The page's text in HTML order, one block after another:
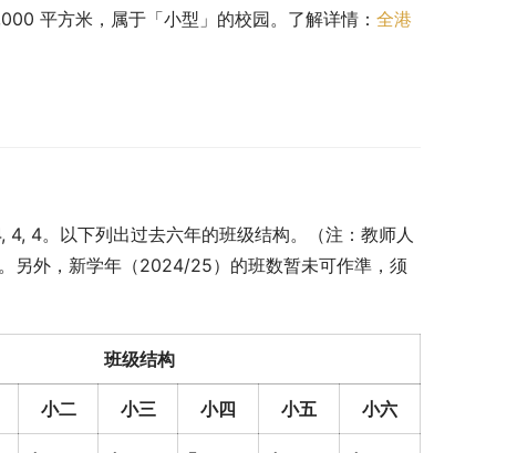
平方米，属于「小型」的校园。了解详情： 全港
4。以下列出过去六年的班级结构。（注：教师人
另外，新学年（2024/25）的班数暂未可作準，须
班级结构
小二 小三 小四 小五 小六